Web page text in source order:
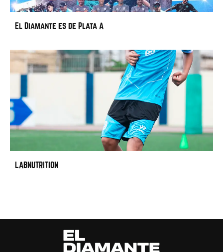
El Diamante es de Plata A
LABNUTRITION